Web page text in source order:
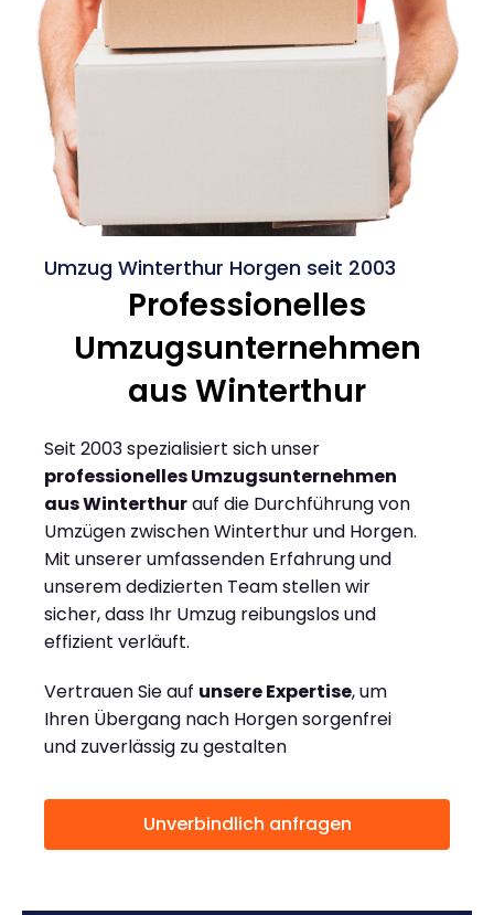
Umzug Winterthur Horgen seit 2003
Professionelles
Umzugsunternehmen
aus Winterthur
Seit 2003 spezialisiert sich unser
professionelles Umzugsunternehmen
aus Winterthurauf die Durchführung von
Umzügen zwischen Winterthur und Horgen.
Mit unserer umfassenden Erfahrung und
unserem dedizierten Team stellen wir
sicher, dass Ihr Umzug reibungslos und
effizient verläuft.
Vertrauen Sie auf unsere Expertise, um
Ihren Übergang nach Horgen sorgenfrei
und zuverlässig zu gestalten
Unverbindlich anfragen